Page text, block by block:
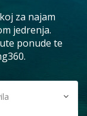
za najam
jedrenja.
ponude te